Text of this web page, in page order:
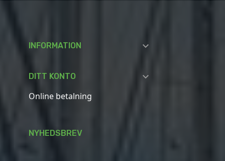
INFORMATION 
DITT KONTO 
Online betalning
NYHEDSBREV